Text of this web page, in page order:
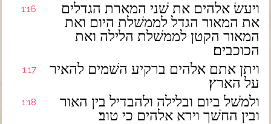
1:16
ויעשׂ אלהים את שׁני המארת הגדלים
את המאור הגדל לממשׁלת היום ואת
המאור הקטן לממשׁלת הלילה ואת
הכוכבים׃
1:17
ויתן אתם אלהים ברקיע השׁמים להאיר
על הארץ׃
1:18
ולמשׁל ביום ובלילה ולהבדיל בין האור
ובין החשׁך וירא אלהים כי טוב׃